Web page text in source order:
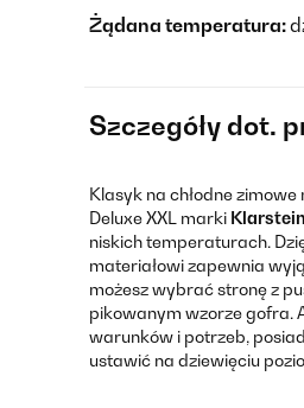
Żądana temperatura:
Szczegóły dot.
Klasyk na chłodne
Deluxe XXL marki Klarstein
niskich temperaturach.
materiałowi zapewnia
możesz wybrać stronę z
pikowanym wzorze gofra.
warunków i potrzeb,
ustawić na dziewięciu